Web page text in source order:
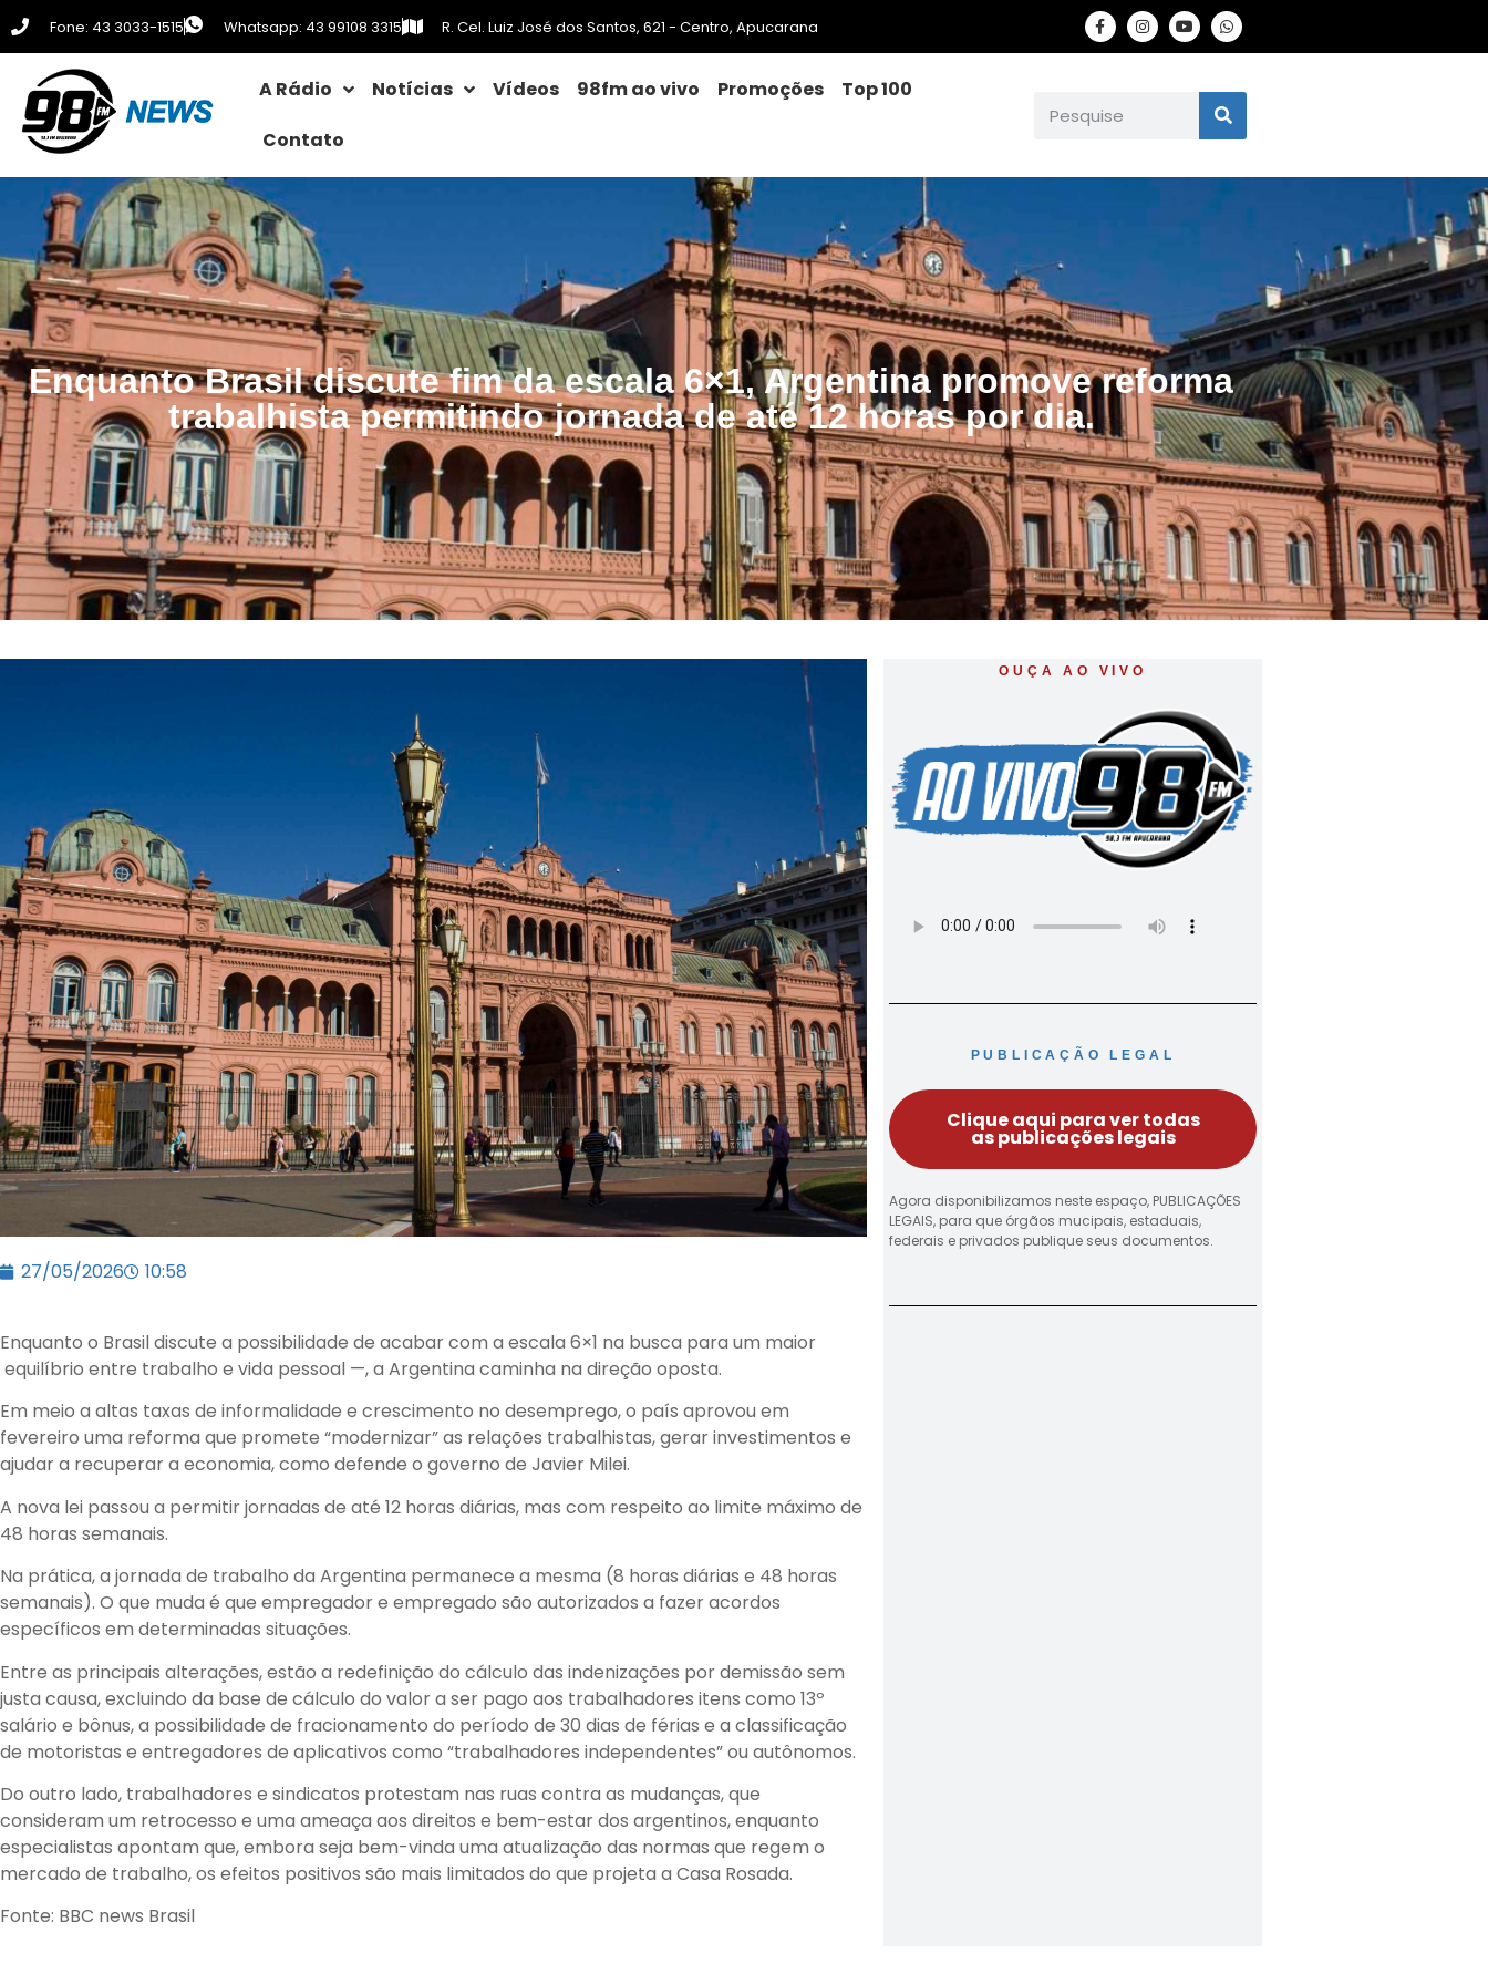
Fone: 43 3033-1515 Whatsapp: 43 99108 3315 R. Cel. Luiz José dos Santos, 621 - Centro, Apucarana
A Rádio Notícias Vídeos 98fm ao vivo Promoções
Top 100
Contato
Enquanto Brasil discute fim da escala 6×1, Argentina promove reforma
trabalhista permitindo jornada de até 12 horas por dia.
27/05/2026 10:58
Enquanto o Brasil discute a possibilidade de acabar com a escala 6×1 na busca para um maior
equilíbrio entre trabalho e vida pessoal —, a Argentina caminha na direção oposta.
Em meio a altas taxas de informalidade e crescimento no desemprego, o país aprovou em
fevereiro uma reforma que promete “modernizar” as relações trabalhistas, gerar investimentos e
ajudar a recuperar a economia, como defende o governo de Javier Milei.
A nova lei passou a permitir jornadas de até 12 horas diárias, mas com respeito ao limite máximo de
48 horas semanais.
Na prática, a jornada de trabalho da Argentina permanece a mesma (8 horas diárias e 48 horas
semanais). O que muda é que empregador e empregado são autorizados a fazer acordos
específicos em determinadas situações.
Entre as principais alterações, estão a redefinição do cálculo das indenizações por demissão sem
justa causa, excluindo da base de cálculo do valor a ser pago aos trabalhadores itens como 13º
salário e bônus, a possibilidade de fracionamento do período de 30 dias de férias e a classificação
de motoristas e entregadores de aplicativos como “trabalhadores independentes” ou autônomos.
Do outro lado, trabalhadores e sindicatos protestam nas ruas contra as mudanças, que
consideram um retrocesso e uma ameaça aos direitos e bem-estar dos argentinos, enquanto
especialistas apontam que, embora seja bem-vinda uma atualização das normas que regem o
mercado de trabalho, os efeitos positivos são mais limitados do que projeta a Casa Rosada.
Fonte: BBC news Brasil
OUÇA AO VIVO
PUBLICAÇÃO LEGAL
Clique aqui para ver todas
as publicações legais
Agora disponibilizamos neste espaço, PUBLICAÇÕES
LEGAIS, para que órgãos mucipais, estaduais,
federais e privados publique seus documentos.